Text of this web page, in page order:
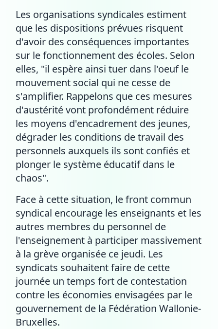
Les organisations syndicales estiment
que les dispositions prévues risquent
d'avoir des conséquences importantes
sur le fonctionnement des écoles. Selon
elles, "il espère ainsi tuer dans l'oeuf le
mouvement social qui ne cesse de
s'amplifier. Rappelons que ces mesures
d'austérité vont profondément réduire
les moyens d'encadrement des jeunes,
dégrader les conditions de travail des
personnels auxquels ils sont confiés et
plonger le système éducatif dans le
chaos".
Face à cette situation, le front commun
syndical encourage les enseignants et les
autres membres du personnel de
l'enseignement à participer massivement
à la grève organisée ce jeudi. Les
syndicats souhaitent faire de cette
journée un temps fort de contestation
contre les économies envisagées par le
gouvernement de la Fédération Wallonie-
Bruxelles.